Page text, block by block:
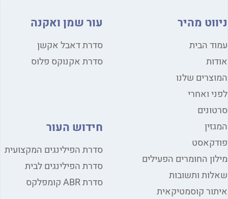
ניווט מהיר
עמוד הבית
אודות
המוצרים שלנו
לפני ואחרי
סרטונים
המגזין
פודקאסט
מילון החומרים הפעילים
שאלות ותשובות
איתור קוסמטיקאית
עור שמן ואקנה
סדרת דאבל אקשן
סדרת אקנוקס פלוס
חידוש העור
סדרת הפילינגים המקצועית
סדרת הפילינגים לבית
סדרת ABR קומפלקס